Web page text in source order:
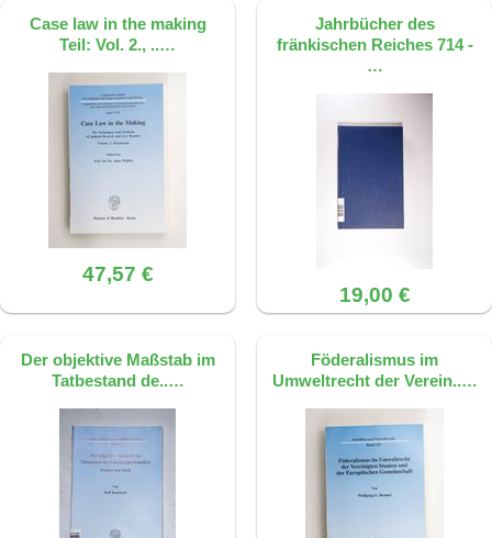
Dieses FAQ wurde mit KI erstellt, basierend
auf der Quelle: S. 181, ISBN
9783428070183
mißbilligte Gefahr geschaffen und diese
Gefahr sich in dem konkreten Fall realisiert
hat. Dieser Grundsatz dient dazu, Unrecht
von Unglück zu unterscheiden.
Dieses FAQ wurde mit KI erstellt, basierend
Case law in the making
Teil: Vol. 2., ..…
47,57 €
Jahrbücher des
fränkischen Reiches 714 -
…
19,00 €
Der objektive Maßstab im
Tatbestand de..…
Föderalismus im
Umweltrecht der Verein..…